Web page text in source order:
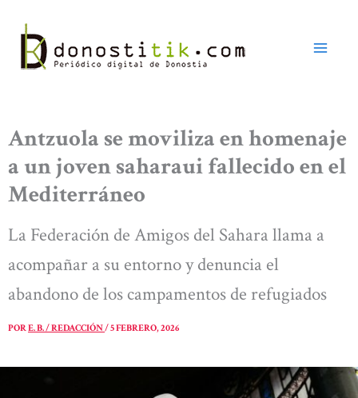
contenido
Antzuola se moviliza en homenaje
a un joven saharaui fallecido en el
Mediterráneo
La Federación de Amigos del Sahara llama a
acompañar a su entorno y denuncia el
abandono de los campamentos de refugiados
PORE. B. / REDACCIÓN/5 FEBRERO, 2026